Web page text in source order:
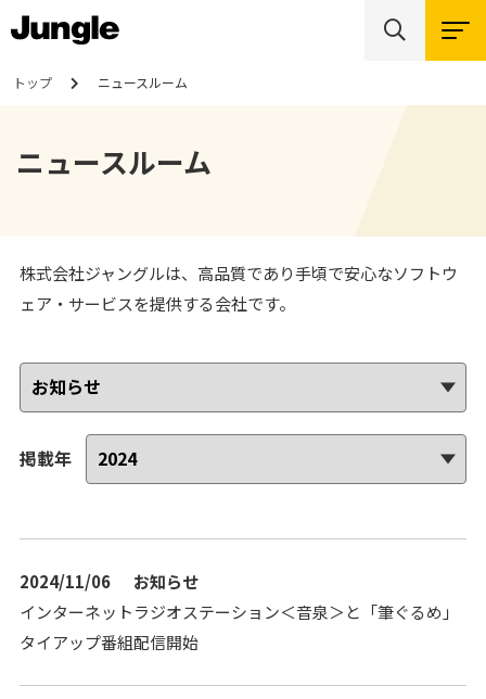
トップ ニュースルーム
ニュースルーム
株式会社ジャングルは、⾼品質であり⼿頃で安⼼なソフトウ
ェア・サービスを提供する会社です。
掲載年
2024/11/06
お知らせ
インターネットラジオステーション＜音泉＞と「筆ぐるめ」
タイアップ番組配信開始